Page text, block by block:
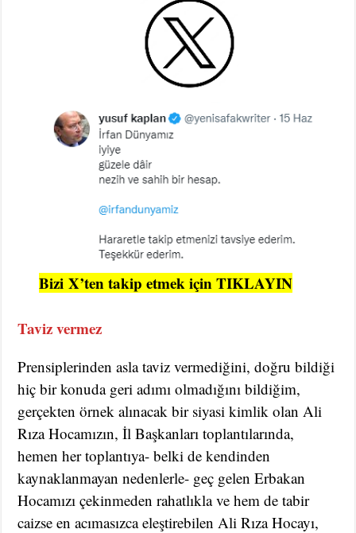
Bizi X’ten takip etmek için TIKLAYIN
Taviz vermez
Prensiplerinden asla taviz vermediğini, doğru bildiği
hiç bir konuda geri adımı olmadığını bildiğim,
gerçekten örnek alınacak bir siyasi kimlik olan Ali
Rıza Hocamızın, İl Başkanları toplantılarında,
hemen her toplantıya- belki de kendinden
kaynaklanmayan nedenlerle- geç gelen Erbakan
Hocamızı çekinmeden rahatlıkla ve hem de tabir
caizse en acımasızca eleştirebilen Ali Rıza Hocayı,